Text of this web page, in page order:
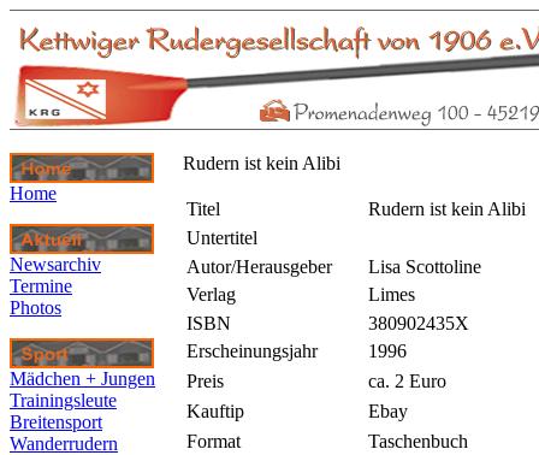
Home
Newsarchiv
Termine
Photos
Mädchen + Jungen
Trainingsleute
Breitensport
Wanderrudern
Rudern ist kein Alibi
Titel
Rudern ist kein Alibi
Untertitel
Autor/Herausgeber
Lisa Scottoline
Verlag
Limes
ISBN
380902435X
Erscheinungsjahr
1996
Preis
ca. 2 Euro
Kauftip
Ebay
Format
Taschenbuch